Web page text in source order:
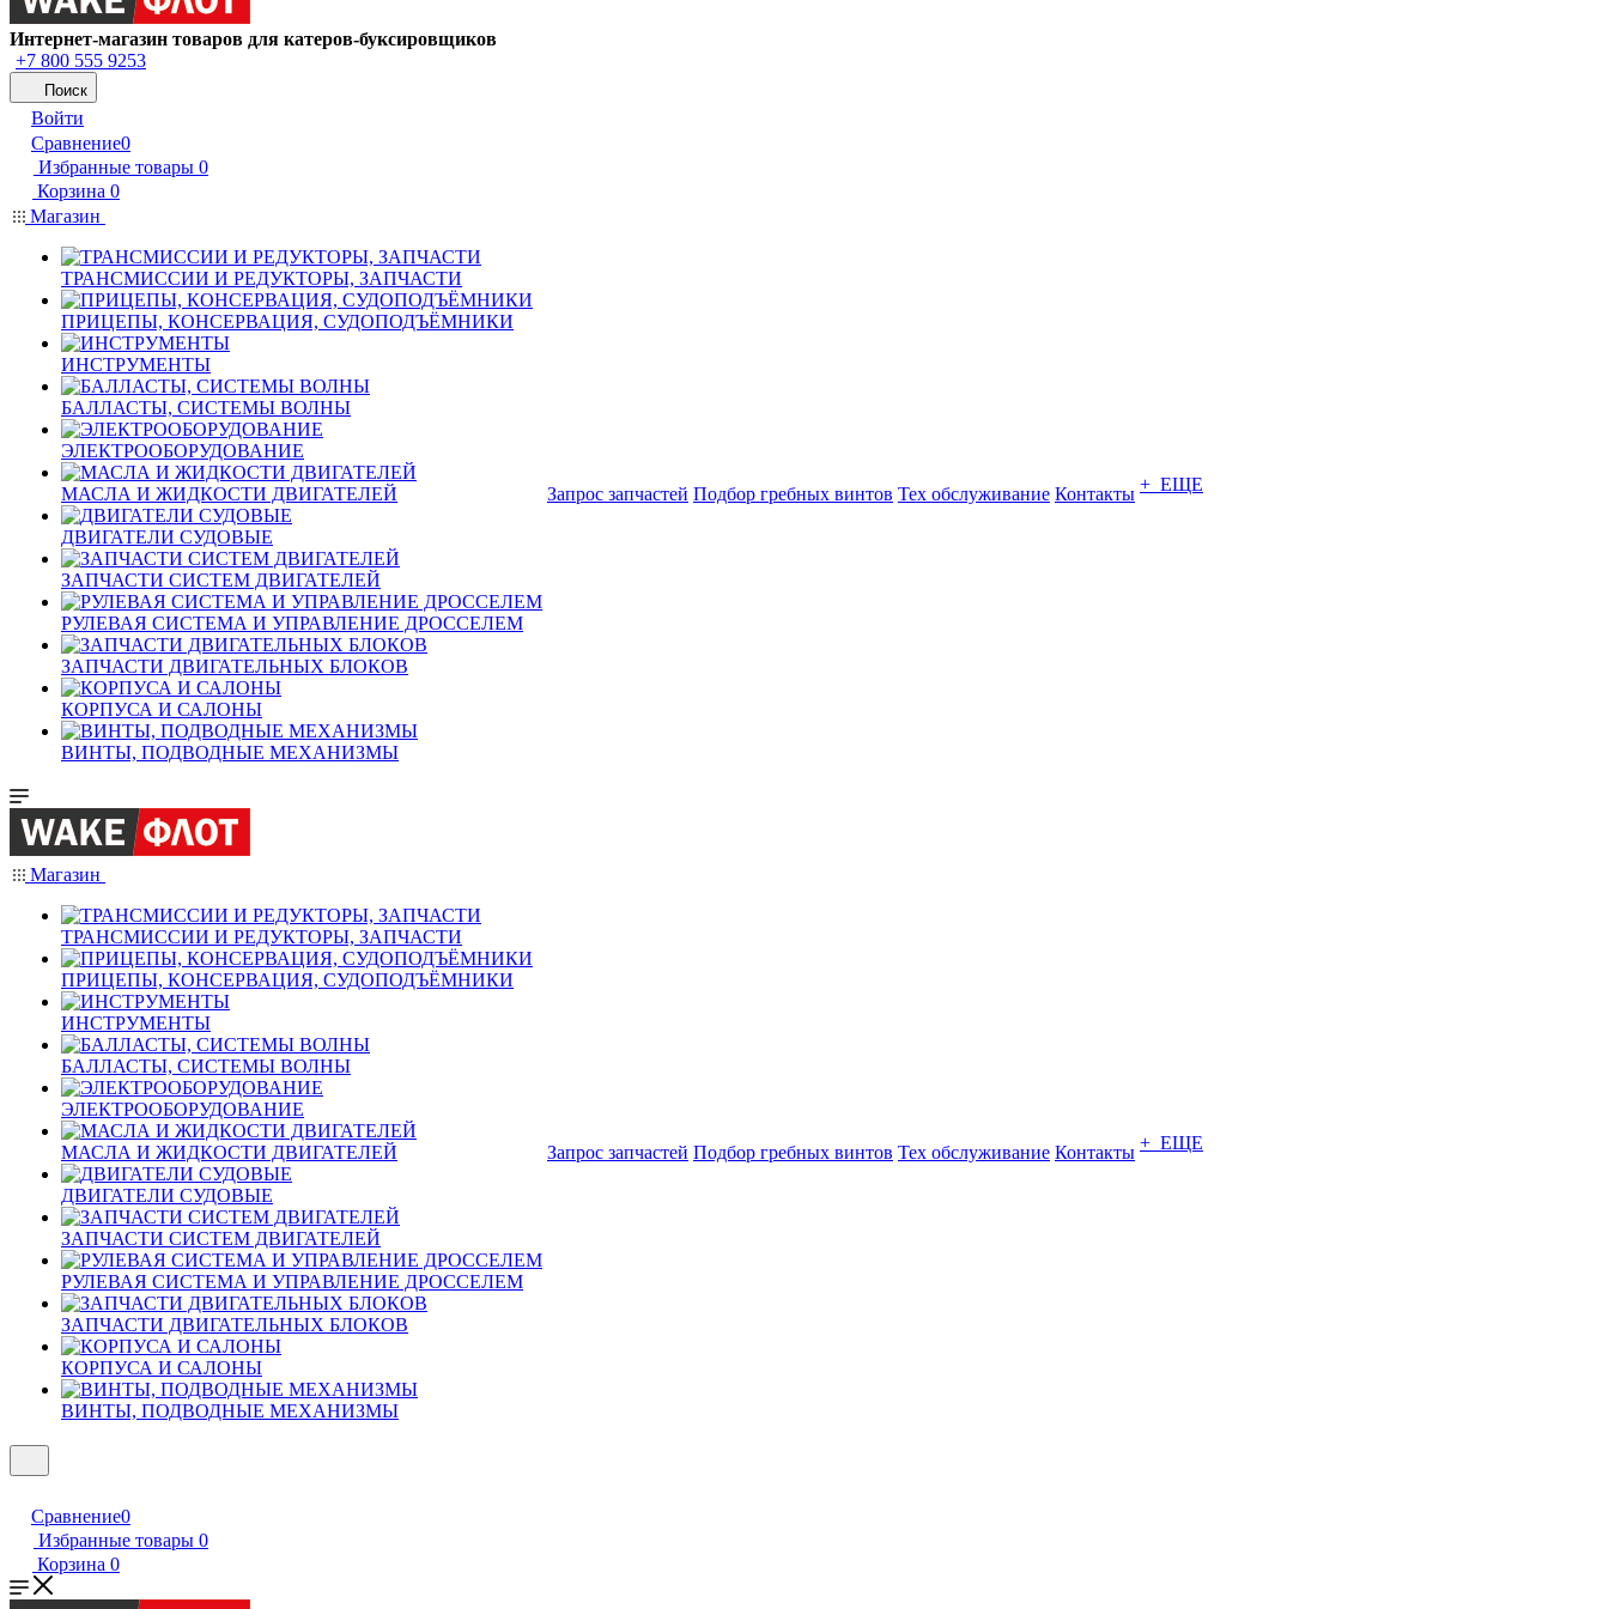
Интернет-магазин товаров для катеров-буксировщиков
+7 800 555 9253
Поиск
Войти
Сравнение0
Избранные товары 0
Корзина 0
Магазин
ТРАНСМИССИИ И РЕДУКТОРЫ, ЗАПЧАСТИ
ПРИЦЕПЫ, КОНСЕРВАЦИЯ, СУДОПОДЪЁМНИКИ
ИНСТРУМЕНТЫ
БАЛЛАСТЫ, СИСТЕМЫ ВОЛНЫ
ЭЛЕКТРООБОРУДОВАНИЕ
МАСЛА И ЖИДКОСТИ ДВИГАТЕЛЕЙ
ДВИГАТЕЛИ СУДОВЫЕ
ЗАПЧАСТИ СИСТЕМ ДВИГАТЕЛЕЙ
РУЛЕВАЯ СИСТЕМА И УПРАВЛЕНИЕ ДРОССЕЛЕМ
ЗАПЧАСТИ ДВИГАТЕЛЬНЫХ БЛОКОВ
КОРПУСА И САЛОНЫ
ВИНТЫ, ПОДВОДНЫЕ МЕХАНИЗМЫ
Запрос запчастей Подбор гребных винтов Тех обслуживание Контакты + ЕЩЕ
Магазин
ТРАНСМИССИИ И РЕДУКТОРЫ, ЗАПЧАСТИ
ПРИЦЕПЫ, КОНСЕРВАЦИЯ, СУДОПОДЪЁМНИКИ
ИНСТРУМЕНТЫ
БАЛЛАСТЫ, СИСТЕМЫ ВОЛНЫ
ЭЛЕКТРООБОРУДОВАНИЕ
МАСЛА И ЖИДКОСТИ ДВИГАТЕЛЕЙ
ДВИГАТЕЛИ СУДОВЫЕ
ЗАПЧАСТИ СИСТЕМ ДВИГАТЕЛЕЙ
РУЛЕВАЯ СИСТЕМА И УПРАВЛЕНИЕ ДРОССЕЛЕМ
ЗАПЧАСТИ ДВИГАТЕЛЬНЫХ БЛОКОВ
КОРПУСА И САЛОНЫ
ВИНТЫ, ПОДВОДНЫЕ МЕХАНИЗМЫ
Запрос запчастей Подбор гребных винтов Тех обслуживание Контакты + ЕЩЕ
Сравнение0
Избранные товары 0
Корзина 0